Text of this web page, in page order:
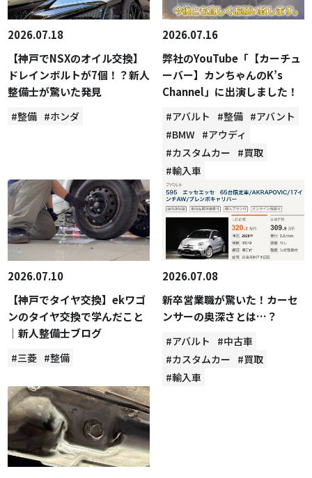
2026.07.18
【神戸でNSXのオイル交換】
ドレインボルトが7個！？新人
整備士が驚いた発見
#整備 #ホンダ
2026.07.16
弊社のYouTube「【カーチュ
ーバー】カンちゃんのK’s
Channel」に出演しました！
#アバルト #整備 #アバント
#BMW #アウディ
#カスタムカー #買取
#輸入車
2026.07.10
【神戸でタイヤ交換】ekワゴ
ンのタイヤ交換で学んだこと
｜新人整備士ブログ
#三菱 #整備
2026.07.08
新卒営業職が驚いた！カーセ
ンサーの奥深さとは…？
#アバルト
#中古車
#カスタムカー #買取
#輸入車